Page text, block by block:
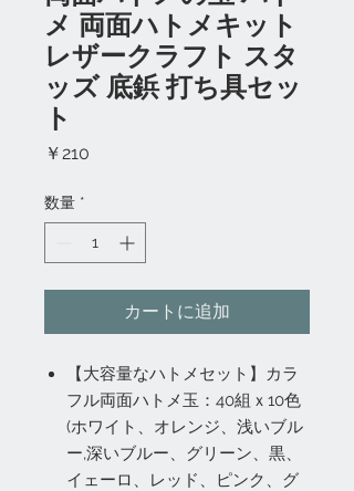
メ 両面ハトメキット
レザークラフト スタ
ッズ 底鋲 打ち具セッ
ト
￥210
数量 *
カートに追加
【大容量なハトメセット】カラ
フル両面ハトメ玉：40組ｘ10色
(ホワイト、オレンジ、浅いブル
ー,深いブルー、グリーン、黒、
イェーロ、レッド、ピンク、グ